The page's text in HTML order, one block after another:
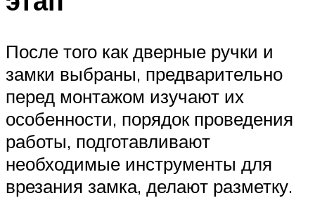
После того как дверные ручки и
замки выбраны, предварительно
перед монтажом изучают их
особенности, порядок проведения
работы, подготавливают
необходимые инструменты для
врезания замка, делают разметку.